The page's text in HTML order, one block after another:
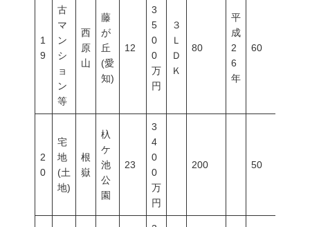
1
9
古
マ
ン
シ
ョ
ン
等
西
原
山
藤
が
丘
(愛
知)
12
3
5
0
0
万
円
３
Ｌ
Ｄ
Ｋ
80
平
成
2
6
年
60
2
0
宅
地
(土
地)
根
嶽
杁
ケ
池
公
園
23
3
4
0
0
万
円
200 50